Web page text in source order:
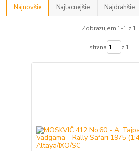
Najnovšie Najlacnejšie Najdrahšie
Zobrazujem 1-1 z 1
strana z 1